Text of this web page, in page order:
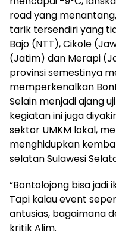
road yang
tarik tersendiri yang
Bajo (NTT), Cikole
(Jatim) dan Merapi
provinsi semestinya
memperkenalkan
Selain menjadi ajang
kegiatan ini juga
sektor UMKM lokal,
menghidupkan
selatan Sulawesi
“Bontolojong bisa jadi
Tapi kalau event
antusias, bagaimana
kritik Alim.